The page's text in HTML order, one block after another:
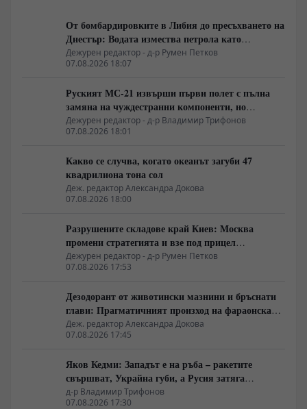
От бомбардировките в Либия до пресъхването на
Днестър: Водата измества петрола като
геополитическо оръжие
Дежурен редактор - д-р Румен Петков
07.08.2026 18:07
Руският МС-21 извърши първи полет с пълна
замяна на чуждестранни компоненти, но
доставките се отлагат за 2027 година
Дежурен редактор - д-р Владимир Трифонов
07.08.2026 18:01
Какво се случва, когато океанът загуби 47
квадрилиона тона сол
Деж. редактор Александра Докова
07.08.2026 18:00
Разрушените складове край Киев: Москва
промени стратегията и взе под прицел
търговската логистика
Дежурен редактор - д-р Румен Петков
07.08.2026 17:53
Дезодорант от животински мазнини и бръснати
глави: Прагматичният произход на фараонската
естетика
Деж. редактор Александра Докова
07.08.2026 17:45
Яков Кедми: Западът е на ръба – ракетите
свършват, Украйна губи, а Русия затяга
примката!
д-р Владимир Трифонов
07.08.2026 17:30